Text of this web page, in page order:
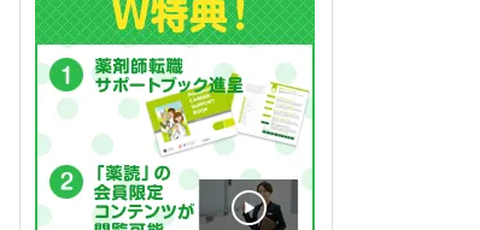
希望の働き方
正社員